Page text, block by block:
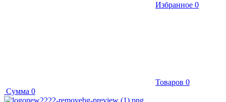
Избранное 0
Товаров 0
Сумма 0